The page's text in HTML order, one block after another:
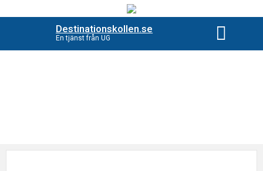
Destinationskollen.se
En tjänst från UG